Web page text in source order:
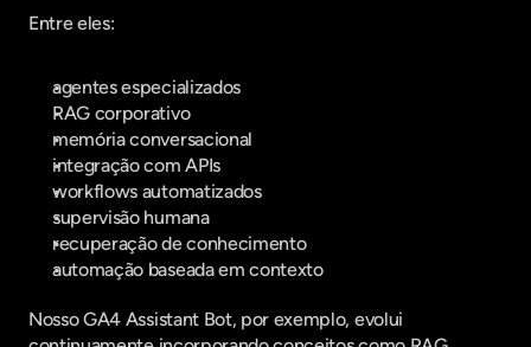
Entre eles:
agentes especializados
RAG corporativo
memória conversacional
integração com APIs
workflows automatizados
supervisão humana
recuperação de conhecimento
automação baseada em contexto
Nosso GA4 Assistant Bot, por exemplo, evolui